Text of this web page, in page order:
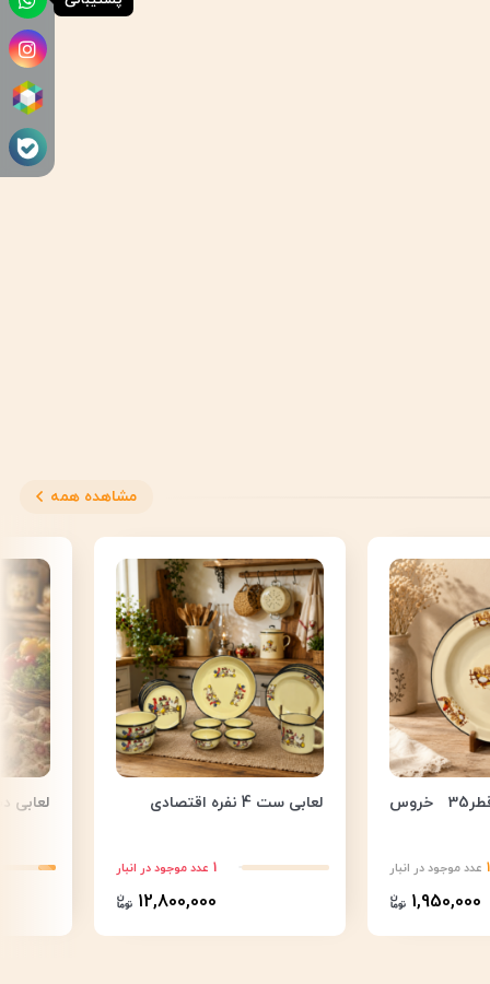
مشاهده همه
عدد موجود در انبار
لعابی دیس قطر35 خروس
1,950,000
1 عدد موجود در انبار
لعابی ست 4 نفره اقتصادی
12,800,000
لعابی دبه 2 بدون